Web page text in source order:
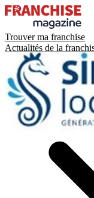
Trouver ma franchise
Actualités de la